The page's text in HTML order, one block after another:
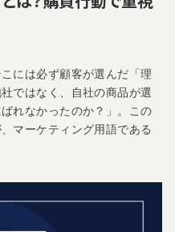
には必ず顧客が選んだ「理
ではなく、自社の商品が選
れなかったのか？」。この
マーケティング用語である